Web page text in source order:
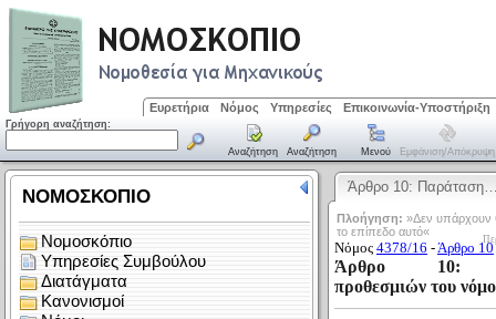
Ευρετήρια Νόμος Υπηρεσίες Επικοινωνία-Υποστήριξη
Γρήγορη αναζήτηση:
Αναζήτηση Αναζήτηση Μενού Εμφάνιση/απόκρυψη
Άρθρο 10: